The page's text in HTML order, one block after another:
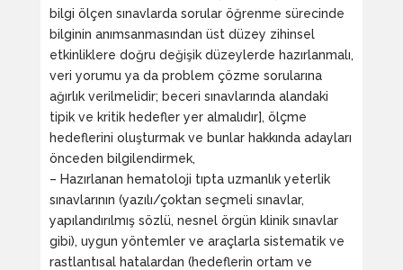
bilgi ölçen sınavlarda sorular öğrenme sürecinde
bilginin anımsanmasından üst düzey zihinsel
etkinliklere doğru değişik düzeylerde hazırlanmalı,
veri yorumu ya da problem çözme sorularına
ağırlık verilmelidir; beceri sınavlarında alandaki
tipik ve kritik hedefler yer almalıdır], ölçme
hedeflerini oluşturmak ve bunlar hakkında adayları
önceden bilgilendirmek,
– Hazırlanan hematoloji tıpta uzmanlık yeterlik
sınavlarının (yazılı/çoktan seçmeli sınavlar,
yapılandırılmış sözlü, nesnel örgün klinik sınavlar
gibi), uygun yöntemler ve araçlarla sistematik ve
rastlantısal hatalardan (hedeflerin ortam ve